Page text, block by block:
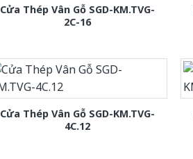
Cửa Thép Vân Gỗ SGD-KM.TVG-
2C-16
Cửa Thép Vân Gỗ SGD-KM.TVG-
4C.12